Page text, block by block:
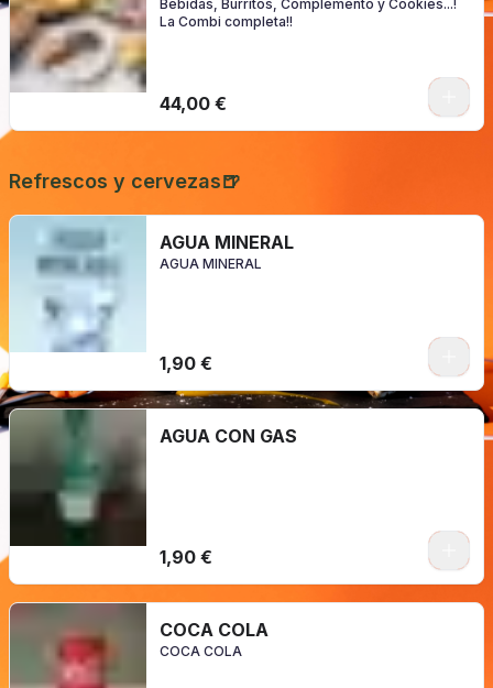
Bebidas, Burritos, Complemento y Cookies...!
La Combi completa!!
44,00 €
Refrescos y cervezas🍺
AGUA MINERAL
AGUA MINERAL
1,90 €
AGUA CON GAS
1,90 €
COCA COLA
COCA COLA